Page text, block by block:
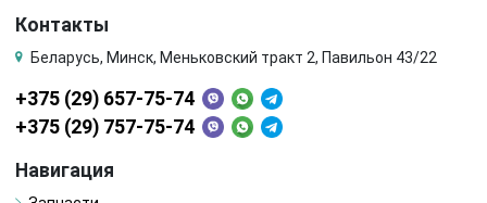
Контакты
Беларусь, Минск, Меньковский тракт 2, Павильон 43/22
+375 (29) 657-75-74
+375 (29) 757-75-74
Навигация